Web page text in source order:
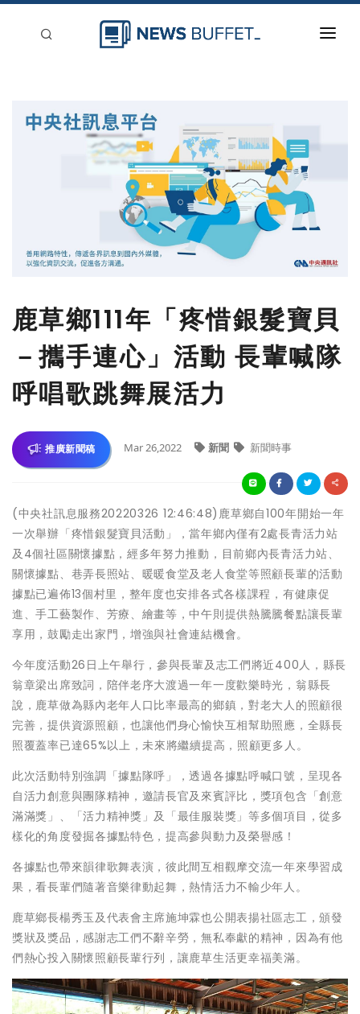
鹿草鄉111年「疼惜銀髮寶貝
－攜手連心」活動 長輩喊隊
呼唱歌跳舞展活力
推廣新聞稿 Mar 26,2022 新聞 新聞時事
(中央社訊息服務20220326 12:46:48)鹿草鄉自100年開始一年
一次舉辦「疼惜銀髮寶貝活動」，當年鄉內僅有2處長青活力站
及4個社區關懷據點，經多年努力推動，目前鄉內長青活力站、
關懷據點、巷弄長照站、暖暖食堂及老人食堂等照顧長輩的活動
據點已遍佈13個村里，整年度也安排各式各樣課程，有健康促
進、手工藝製作、芳療、繪畫等，中午則提供熱騰騰餐點讓長輩
享用，鼓勵走出家門，增強與社會連結機會。
今年度活動26日上午舉行，參與長輩及志工們將近400人，縣長
翁章梁出席致詞，陪伴老序大渡過一年一度歡樂時光，翁縣長
說，鹿草做為縣內老年人口比率最高的鄉鎮，對老大人的照顧很
完善，提供資源照顧，也讓他們身心愉快互相幫助照應，全縣長
照覆蓋率已達65%以上，未來將繼續提高，照顧更多人。
此次活動特別強調「據點隊呼」，透過各據點呼喊口號，呈現各
自活力創意與團隊精神，邀請長官及來賓評比，獎項包含「創意
滿滿獎」、「活力精神獎」及「最佳服裝獎」等多個項目，從多
樣化的角度發掘各據點特色，提高參與動力及榮譽感！
各據點也帶來韻律歌舞表演，彼此間互相觀摩交流一年來學習成
果，看長輩們隨著音樂律動起舞，熱情活力不輸少年人。
鹿草鄉長楊秀玉及代表會主席施坤霖也公開表揚社區志工，頒發
獎狀及獎品，感謝志工們不辭辛勞，無私奉獻的精神，因為有他
們熱心投入關懷照顧長輩行列，讓鹿草生活更幸福美滿。